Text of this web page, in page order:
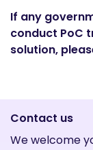
If any
conduct PoC
solution,
Contact us
We welcome